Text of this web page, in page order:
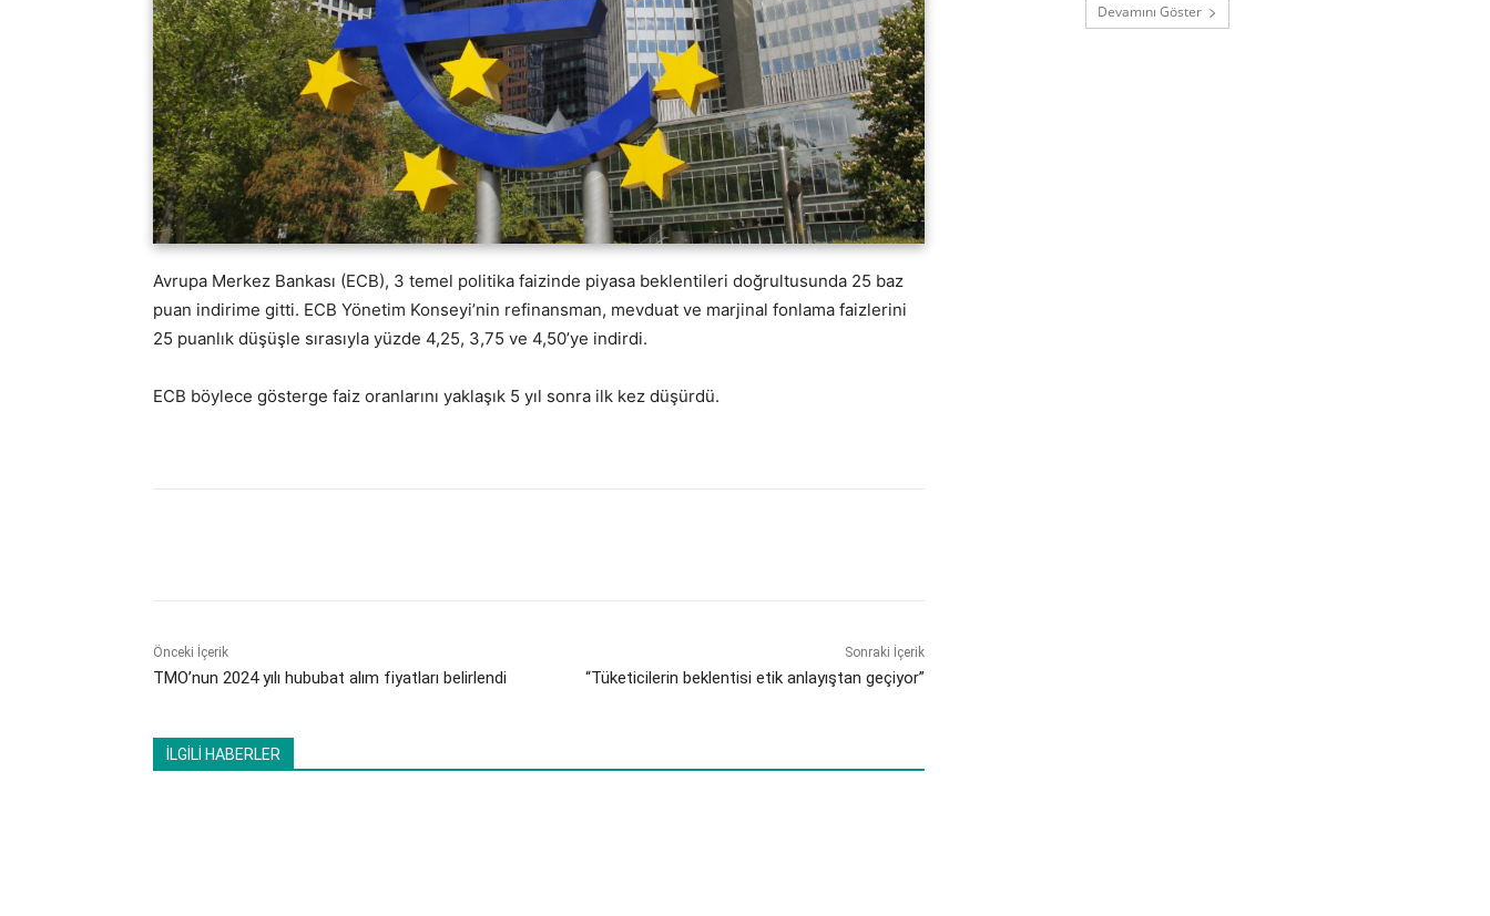
Avrupa Merkez Bankası (ECB), 3 temel politika faizinde piyasa beklentileri doğrultusunda 25 baz
puan indirime gitti. ECB Yönetim Konseyi’nin refinansman, mevduat ve marjinal fonlama faizlerini
25 puanlık düşüşle sırasıyla yüzde 4,25, 3,75 ve 4,50’ye indirdi.
ECB böylece gösterge faiz oranlarını yaklaşık 5 yıl sonra ilk kez düşürdü.
Önceki İçerik
TMO’nun 2024 yılı hububat alım fiyatları belirlendi
Sonraki İçerik
“Tüketicilerin beklentisi etik anlayıştan geçiyor”
İLGİLİ HABERLER
Devamını Göster